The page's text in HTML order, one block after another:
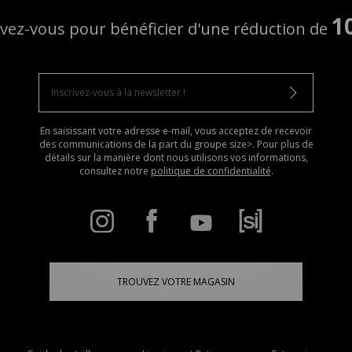
vous pour bénéficier d'une réduction de
En saisissant votre adresse e-mail, vous acceptez de recevoir
des communications de la part du groupe size>. Pour plus de
détails sur la manière dont nous utilisons vos informations,
consultez notre politique de confidentialité.
TROUVEZ VOTRE MAGASIN